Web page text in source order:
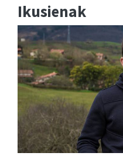
Ikusienak